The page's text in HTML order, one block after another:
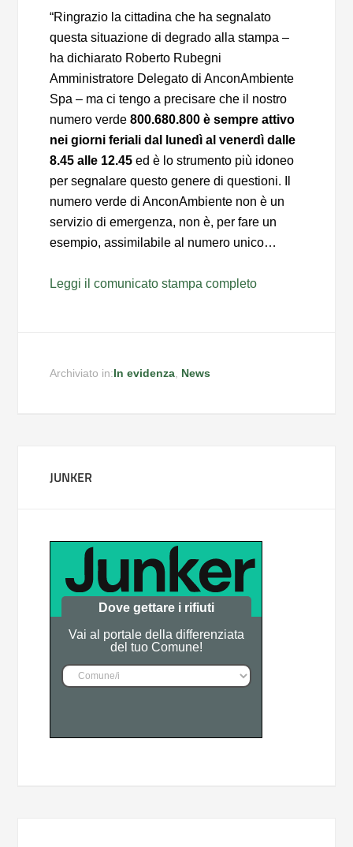
“Ringrazio la cittadina che ha segnalato
questa situazione di degrado alla stampa –
ha dichiarato Roberto Rubegni
Amministratore Delegato di AnconAmbiente
Spa – ma ci tengo a precisare che il nostro
numero verde800.680.800 è sempre attivo
nei giorni feriali dal lunedì al venerdì dalle
8.45 alle 12.45 ed è lo strumento più idoneo
per segnalare questo genere di questioni. Il
numero verde di AnconAmbiente non è un
servizio di emergenza, non è, per fare un
esempio, assimilabile al numero unico…
Leggi il comunicato stampa completo
Archiviato in:In evidenza News
JUNKER
Dove gettare i rifiuti
Vai al portale della differenziata
del tuo Comune!